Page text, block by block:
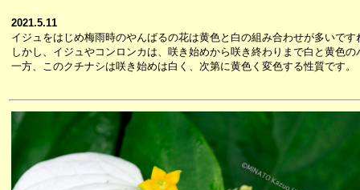
2021.5.11
イジュをはじめ梅雨時のやんばるの花は黄色と白の組み合わせが多いです
しかし、イジュやコンロンカは、咲き始めから咲き終わりまで白と黄色
一方、このクチナシは咲き始めは白く、次第に黄色く変色する性質です。